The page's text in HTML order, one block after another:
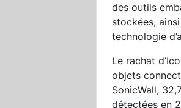
des outils
stockées,
technologie
Le rachat
objets
SonicWall,
détectées en